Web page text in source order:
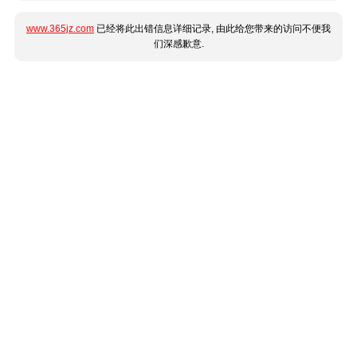
www.365jz.com 已经将此出错信息详细记录, 由此给您带来的访问不便我
们深感歉意.